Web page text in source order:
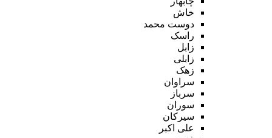
خاش
دوست محمد
راسک
زابل
زابلی
زهک
سراوان
سرباز
سوران
سیرکان
علی اکبر